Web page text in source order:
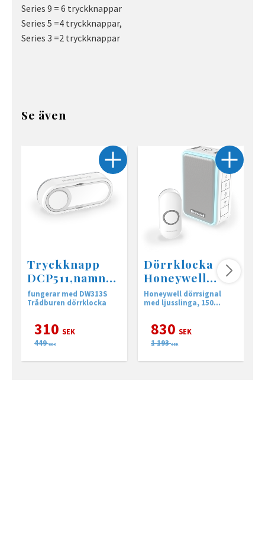
Series 9 = 6 tryckknappar
Series 5 =4 tryckknappar,
Series 3 =2 tryckknappar
Se även
Tryckknapp
DCP511,namnsk
ylt
fungerar med DW313S
Trådburen dörrklocka
310 SEK
449 SEK
Dörrklocka
Honeywell
DC315N 150m
Honeywell dörrsignal
med ljusslinga, 150
830 SEK
1 193 SEK